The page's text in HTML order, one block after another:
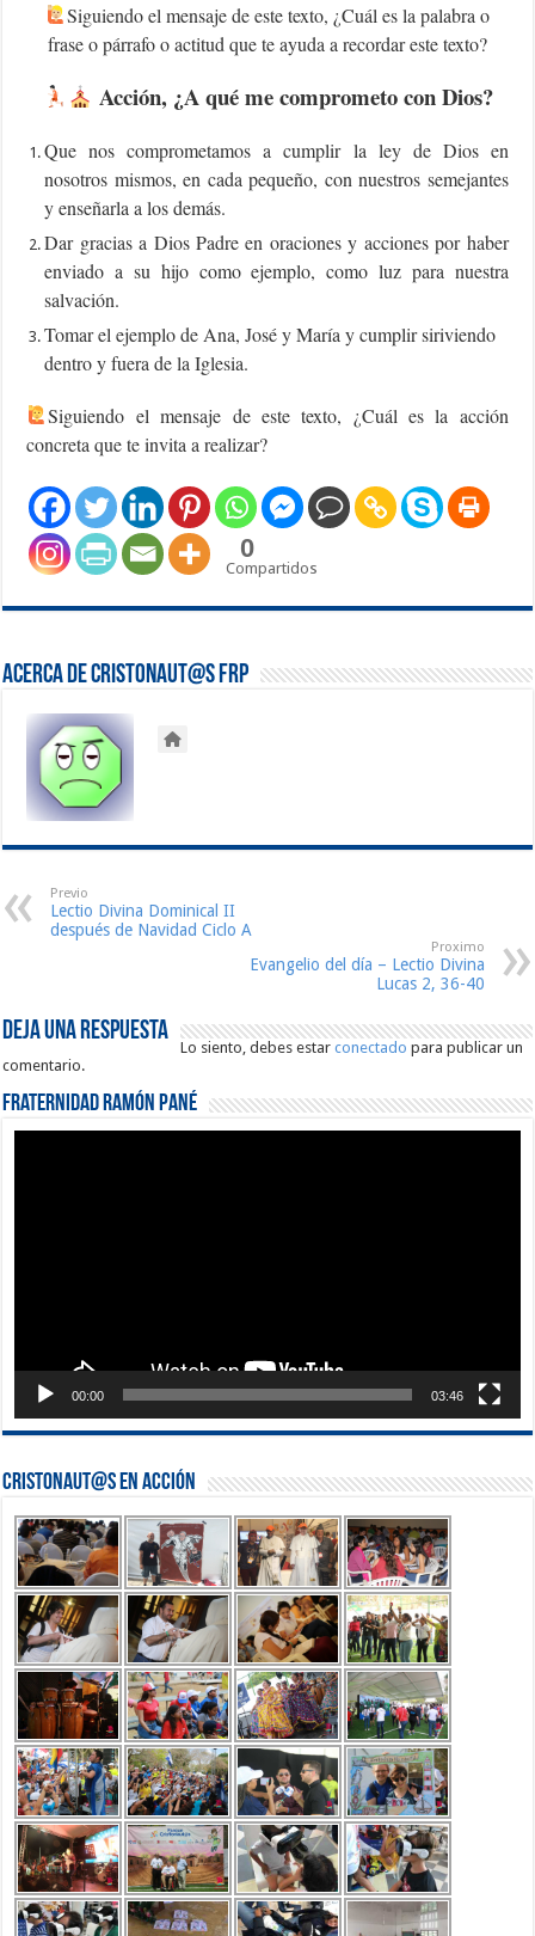
Siguiendo el mensaje de este texto, ¿Cuál es la palabra o
frase o párrafo o actitud que te ayuda a recordar este texto?
Acción, ¿A qué me comprometo con Dios?
Que nos comprometamos a cumplir la ley de Dios en
nosotros mismos, en cada pequeño, con nuestros semejantes
y enseñarla a los demás.
Dar gracias a Dios Padre en oraciones y acciones por haber
enviado a su hijo como ejemplo, como luz para nuestra
salvación.
Tomar el ejemplo de Ana, José y María y cumplir siriviendo
dentro y fuera de la Iglesia.
‍Siguiendo el mensaje de este texto, ¿Cuál es la acción
concreta que te invita a realizar?
0
Compartidos
Acerca de Cristonaut@s FRP
Previo
Lectio Divina Dominical II
después de Navidad Ciclo A
Proximo
Evangelio del día – Lectio Divina
Lucas 2, 36-40
Deja una respuesta
Lo siento, debes estarconectado para publicar un
comentario.
Fraternidad Ramón Pané
00:00 03:46
Cristonaut@s en Acción